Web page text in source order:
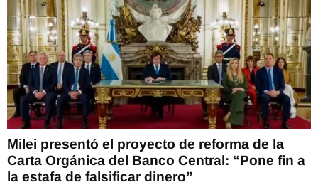
Milei presentó el proyecto de reforma de la
Carta Orgánica del Banco Central: “Pone fin a
la estafa de falsificar dinero”